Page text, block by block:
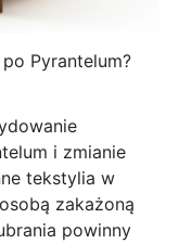
Pyrantelum?
i zmianie
tekstylia w
zakażoną
powinny